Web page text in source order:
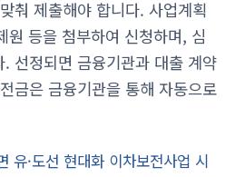
춰 제출해야 합니다. 사업계획
원 등을 첨부하여 신청하며, 심
선정되면 금융기관과 대출 계약
금은 금융기관을 통해 자동으로
유·도선 현대화 이차보전사업 시